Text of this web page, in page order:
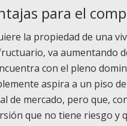
para el
la propiedad de una
va aumentando
con el pleno
aspira a un piso
de mercado, pero que,
que no tiene riesgo y